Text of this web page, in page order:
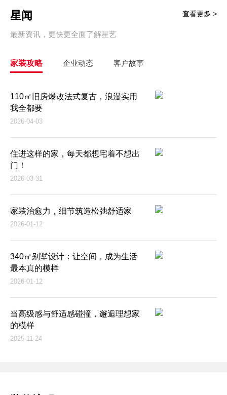
星闻
最新资讯，更快更全面了解星艺
查看更多 >
家装攻略 企业动态 客户故事
110㎡旧房爆改法式复古，浪漫实用
我全都要
2026-04-03
住进这样的家，每天都想宅着不想出
门！
2026-03-31
家装治愈力，细节筑造松弛舒适家
2026-01-12
340㎡别墅设计：让空间，成为生活
最本真的模样
2026-01-12
当高级感与舒适感碰撞，邂逅理想家
的模样
2025-11-24